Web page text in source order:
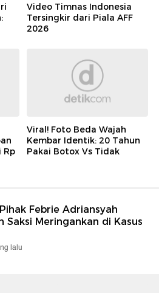
Video Timnas Indonesia
Tersingkir dari Piala AFF
2026
Rp
Viral! Foto Beda Wajah
Kembar Identik: 20 Tahun
Pakai Botox Vs Tidak
Febrie Adriansyah
Saksi Meringankan di Kasus
lalu